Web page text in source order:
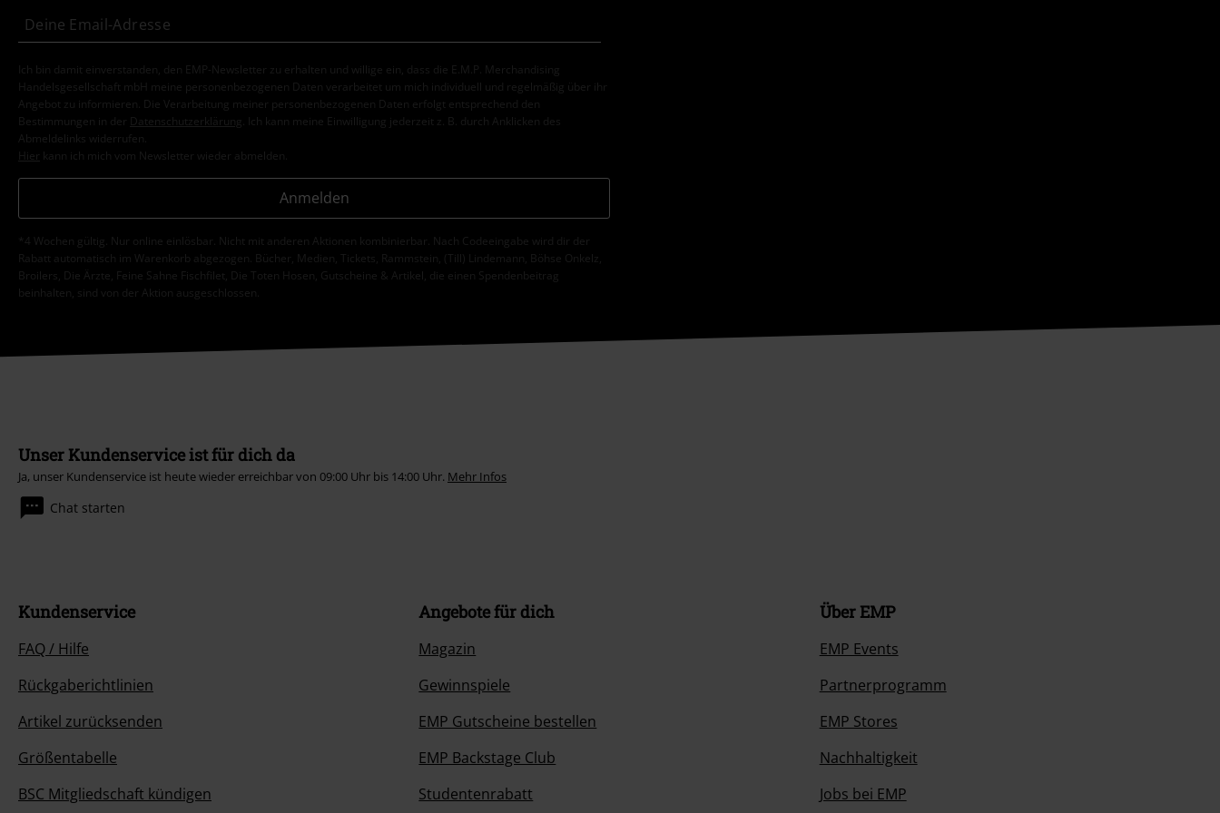
Ich bin damit einverstanden, den EMP-Newsletter zu erhalten und willige ein, dass die E.M.P. Merchandising
Handelsgesellschaft mbH meine personenbezogenen Daten verarbeitet um mich individuell und regelmäßig über ihr
Angebot zu informieren. Die Verarbeitung meiner personenbezogenen Daten erfolgt entsprechend den
Bestimmungen in der
Datenschutzerklärung
. Ich kann meine Einwilligung jederzeit z. B. durch Anklicken des
Abmeldelinks widerrufen.
Hier kann ich mich vom Newsletter wieder abmelden.
Anmelden
*4 Wochen gültig. Nur online einlösbar. Nicht mit anderen Aktionen kombinierbar. Nach Codeeingabe wird dir der
Rabatt automatisch im Warenkorb abgezogen. Bücher, Medien, Tickets, Rammstein, (Till) Lindemann, Böhse Onkelz,
Broilers, Die Ärzte, Feine Sahne Fischfilet, Die Toten Hosen, Gutscheine & Artikel, die einen Spendenbeitrag
beinhalten, sind von der Aktion ausgeschlossen.
Unser Kundenservice ist für dich da
Ja, unser Kundenservice ist heute wieder erreichbar von 09:00 Uhr bis 14:00 Uhr. Mehr Infos
Chat starten
Kundenservice
FAQ / Hilfe
Rückgaberichtlinien
Artikel zurücksenden
Größentabelle
BSC Mitgliedschaft kündigen
Angebote für dich
Magazin
Gewinnspiele
EMP Gutscheine bestellen
EMP Backstage Club
Studentenrabatt
Über EMP
EMP Events
Partnerprogramm
EMP Stores
Nachhaltigkeit
Jobs bei EMP